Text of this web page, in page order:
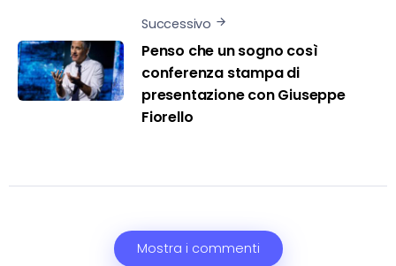
Successivo
Penso che un sogno così
conferenza stampa di
presentazione con Giuseppe
Fiorello
Mostra i commenti